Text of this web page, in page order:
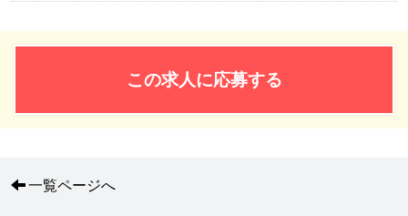
この求人に応募する
一覧ページへ